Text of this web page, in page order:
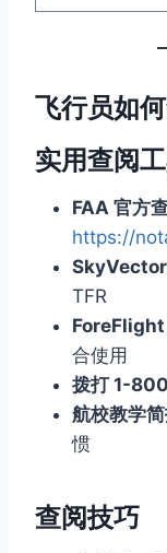
飞行员如
实用查阅工
FAA 官方
https://
TFR
合使用
拨打 1-
航校教学
惯
查阅技巧